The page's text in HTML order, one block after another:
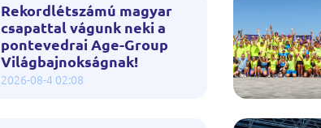
Rekordlétszámú magyar
csapattal vágunk neki a
pontevedrai Age-Group
Világbajnokságnak!
2026-08-4 02:08